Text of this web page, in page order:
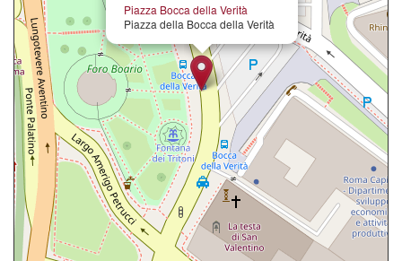
Piazza Bocca della Verità
Piazza della Bocca della Verità